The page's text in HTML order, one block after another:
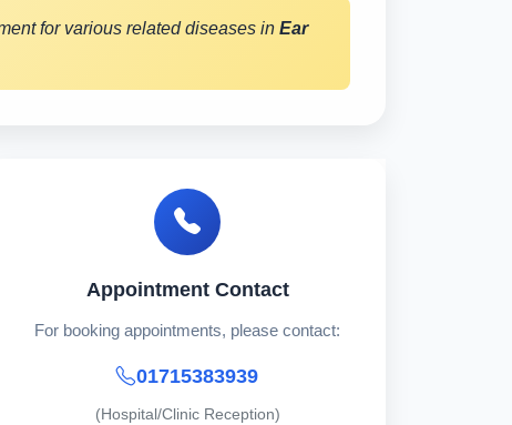
for various related diseases in Ear
Appointment Contact
For booking appointments, please contact:
01715383939
(Hospital/Clinic Reception)